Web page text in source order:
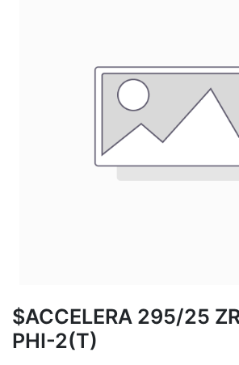
$ACCELERA 295/25
PHI-2(T)